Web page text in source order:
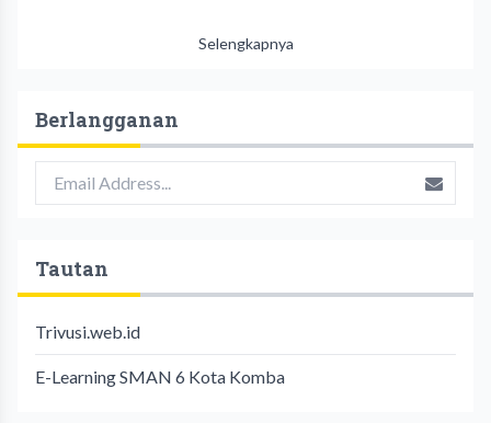
Selengkapnya
Berlangganan
Tautan
Trivusi.web.id
E-Learning SMAN 6 Kota Komba